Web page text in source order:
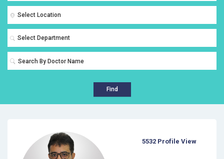
Select Location
Select Department
Find
5532 Profile View